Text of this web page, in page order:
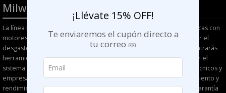
Milwaukee M18 BRUSHLESS
La línea Milwaukee M18 BRUSHLESS ofrece herramientas inalámbricas con
motores sin escobillas, diseñadas para mejorar la eficiencia, reducir el
desgaste y extender la vida útil del equipo. En esta categoría encontrarás
herramientas Milwaukee M18 Brushless originales, compatibles con el
sistema de baterías M18, ideales para electricistas, instaladores, técnicos y
empresas en Chile que buscan mayor autonomía, menor mantenimiento y
rendimiento confiable para el trabajo diario, con respaldo oficial, garantía
¡Llévate 15% OFF!
Te enviaremos el cupón directo a
tu correo 🎫